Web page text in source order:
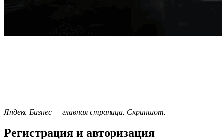
Яндекс Бизнес — главная страница. Скриншот.
Регистрация и авторизация